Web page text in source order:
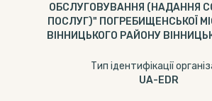
ОБСЛУГОВУВАННЯ (НАДАННЯ
ПОСЛУГ)" ПОГРЕБИЩЕНСЬКОЇ
ВІННИЦЬКОГО РАЙОНУ
Тип ідентифікації
UA-EDR